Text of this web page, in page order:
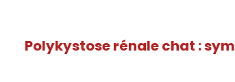
Polykystose rénale chat :